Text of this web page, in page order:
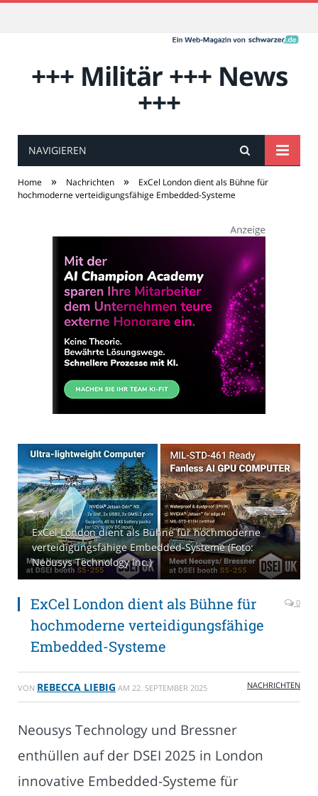
+++ Militär +++ News
+++
NAVIGIEREN
Home » Nachrichten »
ExCel London dient als Bühne für
hochmoderne verteidigungsfähige Embedded-Systeme
ExCel London dient als Bühne für hochmoderne
verteidigungsfähige Embedded-Systeme (Foto:
Neousys Technology Inc.)
ExCel London dient als Bühne für
hochmoderne verteidigungsfähige
Embedded-Systeme
0
VON REBECCA LIEBIG AM 22. SEPTEMBER 2025 NACHRICHTEN
Neousys Technology und Bressner
enthüllen auf der DSEI 2025 in London
innovative Embedded-Systeme für